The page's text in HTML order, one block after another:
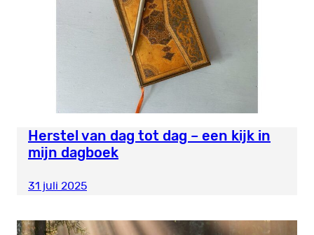
Herstel van dag tot dag – een kijk in
mijn dagboek
31 juli 2025